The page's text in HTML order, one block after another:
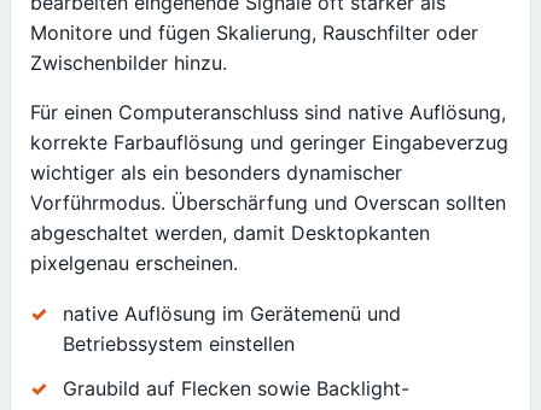
Monitore und fügen Skalierung, Rauschfilter oder
Zwischenbilder hinzu.
Für einen Computeranschluss sind native Auflösung,
korrekte Farbauflösung und geringer Eingabeverzug
wichtiger als ein besonders dynamischer
Vorführmodus. Überschärfung und Overscan sollten
abgeschaltet werden, damit Desktopkanten
pixelgenau erscheinen.
native Auflösung im Gerätemenü und
Betriebssystem einstellen
Graubild auf Flecken sowie Backlight-